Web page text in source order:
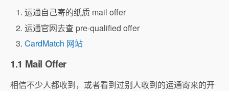
运通自己寄的纸质 mail offer
运通官网去查 pre-qualified offer
CardMatch 网站
1.1 Mail Offer
相信不少人都收到，或者看到过别人收到的运通寄来的开